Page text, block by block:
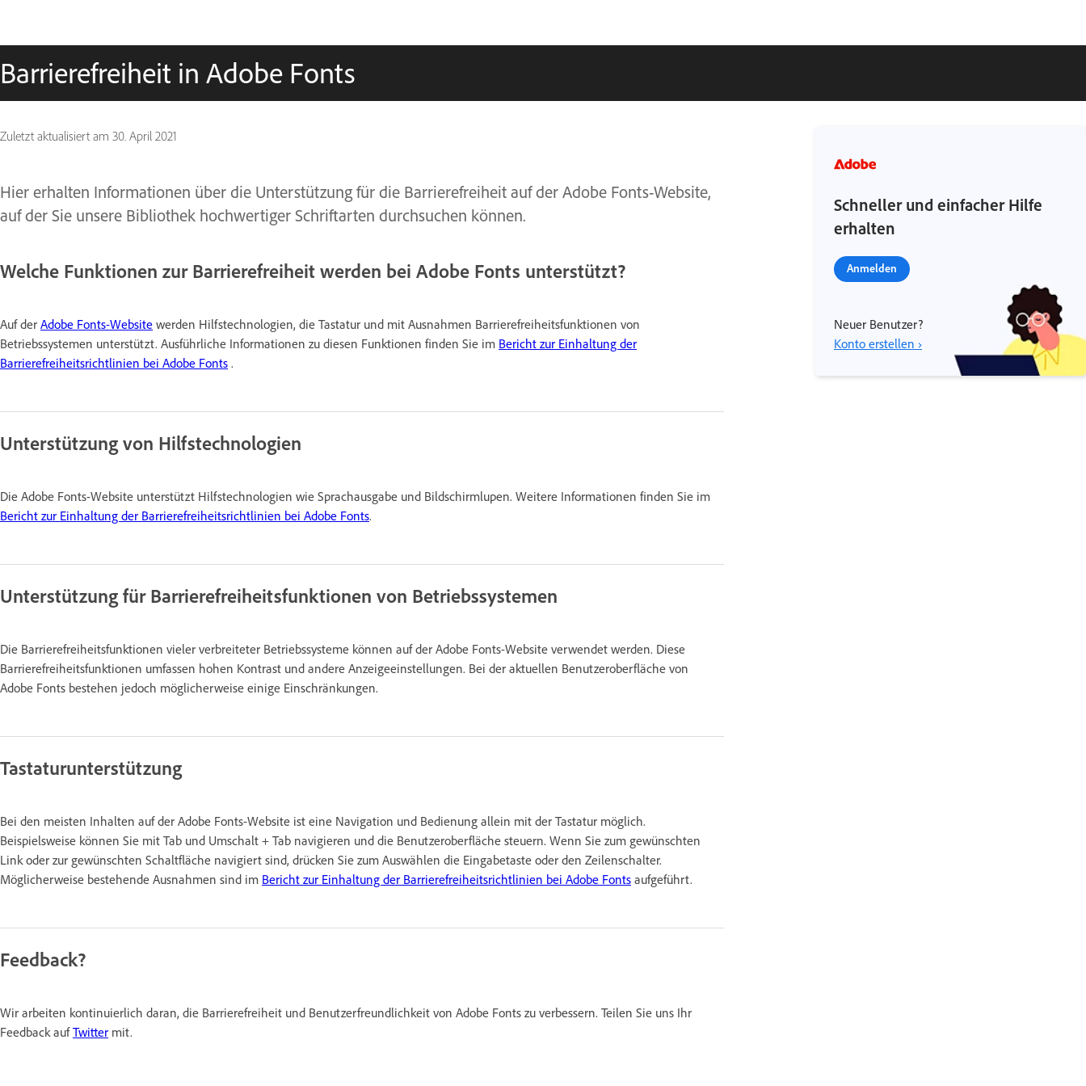
Barrierefreiheit in Adobe Fonts
Zuletzt aktualisiert am 30. April 2021
Hier erhalten Informationen über die Unterstützung für die Barrierefreiheit auf der Adobe Fonts-Website,
auf der Sie unsere Bibliothek hochwertiger Schriftarten durchsuchen können.
Welche Funktionen zur Barrierefreiheit werden bei Adobe Fonts unterstützt?
Auf der Adobe Fonts-Website werden Hilfstechnologien, die Tastatur und mit Ausnahmen Barrierefreiheitsfunktionen von
Betriebssystemen unterstützt. Ausführliche Informationen zu diesen Funktionen finden Sie im Bericht zur Einhaltung der
Barrierefreiheitsrichtlinien bei Adobe Fonts .
Unterstützung von Hilfstechnologien
Die Adobe Fonts-Website unterstützt Hilfstechnologien wie Sprachausgabe und Bildschirmlupen. Weitere Informationen finden Sie im
Bericht zur Einhaltung der Barrierefreiheitsrichtlinien bei Adobe Fonts.
Unterstützung für Barrierefreiheitsfunktionen von Betriebssystemen
Die Barrierefreiheitsfunktionen vieler verbreiteter Betriebssysteme können auf der Adobe Fonts-Website verwendet werden. Diese
Barrierefreiheitsfunktionen umfassen hohen Kontrast und andere Anzeigeeinstellungen. Bei der aktuellen Benutzeroberfläche von
Adobe Fonts bestehen jedoch möglicherweise einige Einschränkungen.
Tastaturunterstützung
Bei den meisten Inhalten auf der Adobe Fonts-Website ist eine Navigation und Bedienung allein mit der Tastatur möglich.
Beispielsweise können Sie mit Tab und Umschalt + Tab navigieren und die Benutzeroberfläche steuern. Wenn Sie zum gewünschten
Link oder zur gewünschten Schaltfläche navigiert sind, drücken Sie zum Auswählen die Eingabetaste oder den Zeilenschalter.
Möglicherweise bestehende Ausnahmen sind im Bericht zur Einhaltung der Barrierefreiheitsrichtlinien bei Adobe Fonts aufgeführt.
Feedback?
Wir arbeiten kontinuierlich daran, die Barrierefreiheit und Benutzerfreundlichkeit von Adobe Fonts zu verbessern. Teilen Sie uns Ihr
Feedback aufTwitter mit.
Schneller und einfacher Hilfe
erhalten
Anmelden
Neuer Benutzer?
Konto erstellen ›